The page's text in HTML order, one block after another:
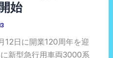
始
日に開業120周年を迎
新型急行用車両3000系